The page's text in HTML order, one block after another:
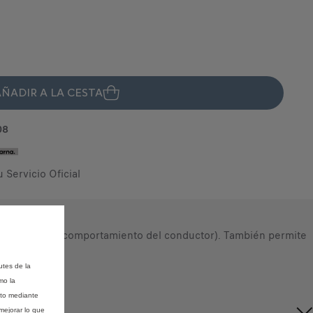
A LA CESTA
Servicio Oficial
el comportamiento del conductor). También permite
de la
la
mediante
lo que